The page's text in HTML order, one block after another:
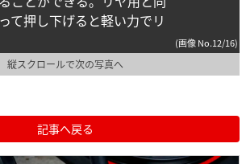
て押し下げると軽い力でリ
(画像 No.12/16)
縦スクロールで次の写真へ
記事へ戻る